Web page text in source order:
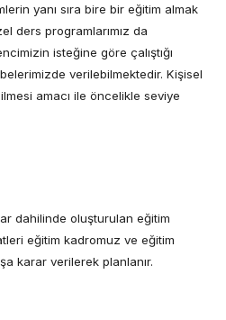
yanı sıra bire bir eğitim almak
ders programlarımız da
isteğine göre çalıştığı
verilebilmektedir. Kişisel
amacı ile öncelikle seviye
dahilinde oluşturulan eğitim
eğitim kadromuz ve eğitim
karar verilerek planlanır.